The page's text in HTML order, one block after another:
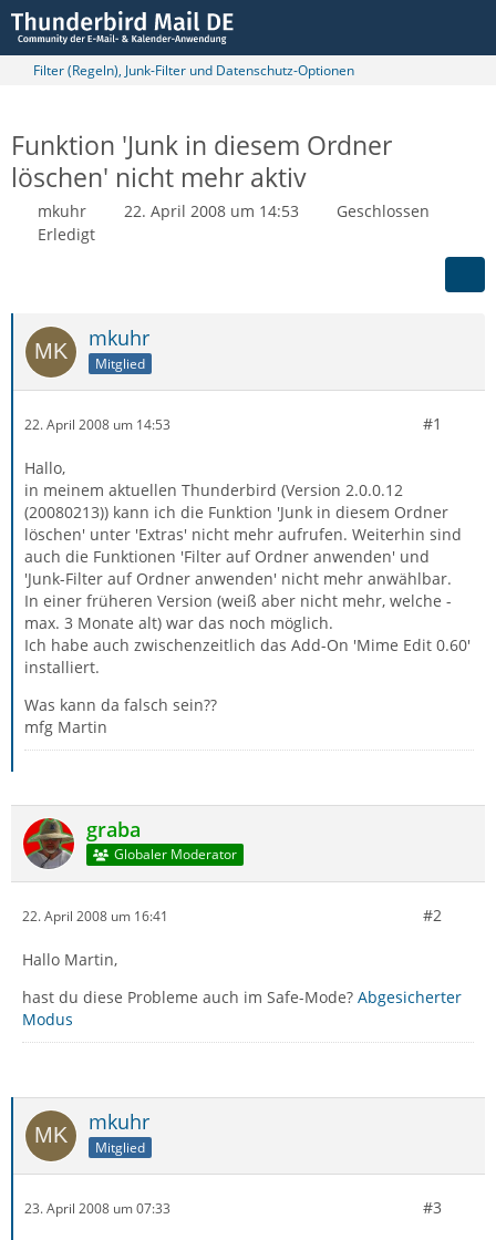
Filter (Regeln), Junk-Filter und Datenschutz-Optionen
Funktion 'Junk in diesem Ordner
löschen' nicht mehr aktiv
mkuhr 22. April 2008 um 14:53
Geschlossen
Erledigt
mkuhr
Mitglied
22. April 2008 um 14:53 #1
Hallo,
in meinem aktuellen Thunderbird (Version 2.0.0.12
(20080213)) kann ich die Funktion 'Junk in diesem Ordner
löschen' unter 'Extras' nicht mehr aufrufen. Weiterhin sind
auch die Funktionen 'Filter auf Ordner anwenden' und
'Junk-Filter auf Ordner anwenden' nicht mehr anwählbar.
In einer früheren Version (weiß aber nicht mehr, welche -
max. 3 Monate alt) war das noch möglich.
Ich habe auch zwischenzeitlich das Add-On 'Mime Edit 0.60'
installiert.
Was kann da falsch sein??
mfg Martin
graba
Globaler Moderator
22. April 2008 um 16:41 #2
Hallo Martin,
hast du diese Probleme auch im Safe-Mode? Abgesicherter
Modus
mkuhr
Mitglied
23. April 2008 um 07:33 #3